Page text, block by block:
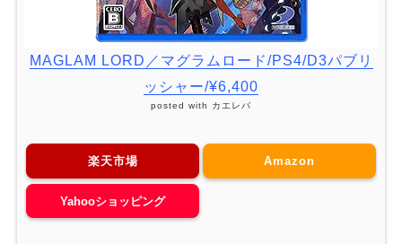
MAGLAM LORD／マグラムロード/PS4/D3パブリ
ッシャー/¥6,400
posted with カエレバ
楽天市場 Amazon
Yahooショッピング